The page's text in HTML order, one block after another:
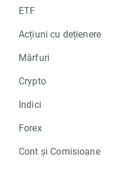
ETF
Acțiuni cu dețienere
Mărfuri
Crypto
Indici
Forex
Cont și Comisioane